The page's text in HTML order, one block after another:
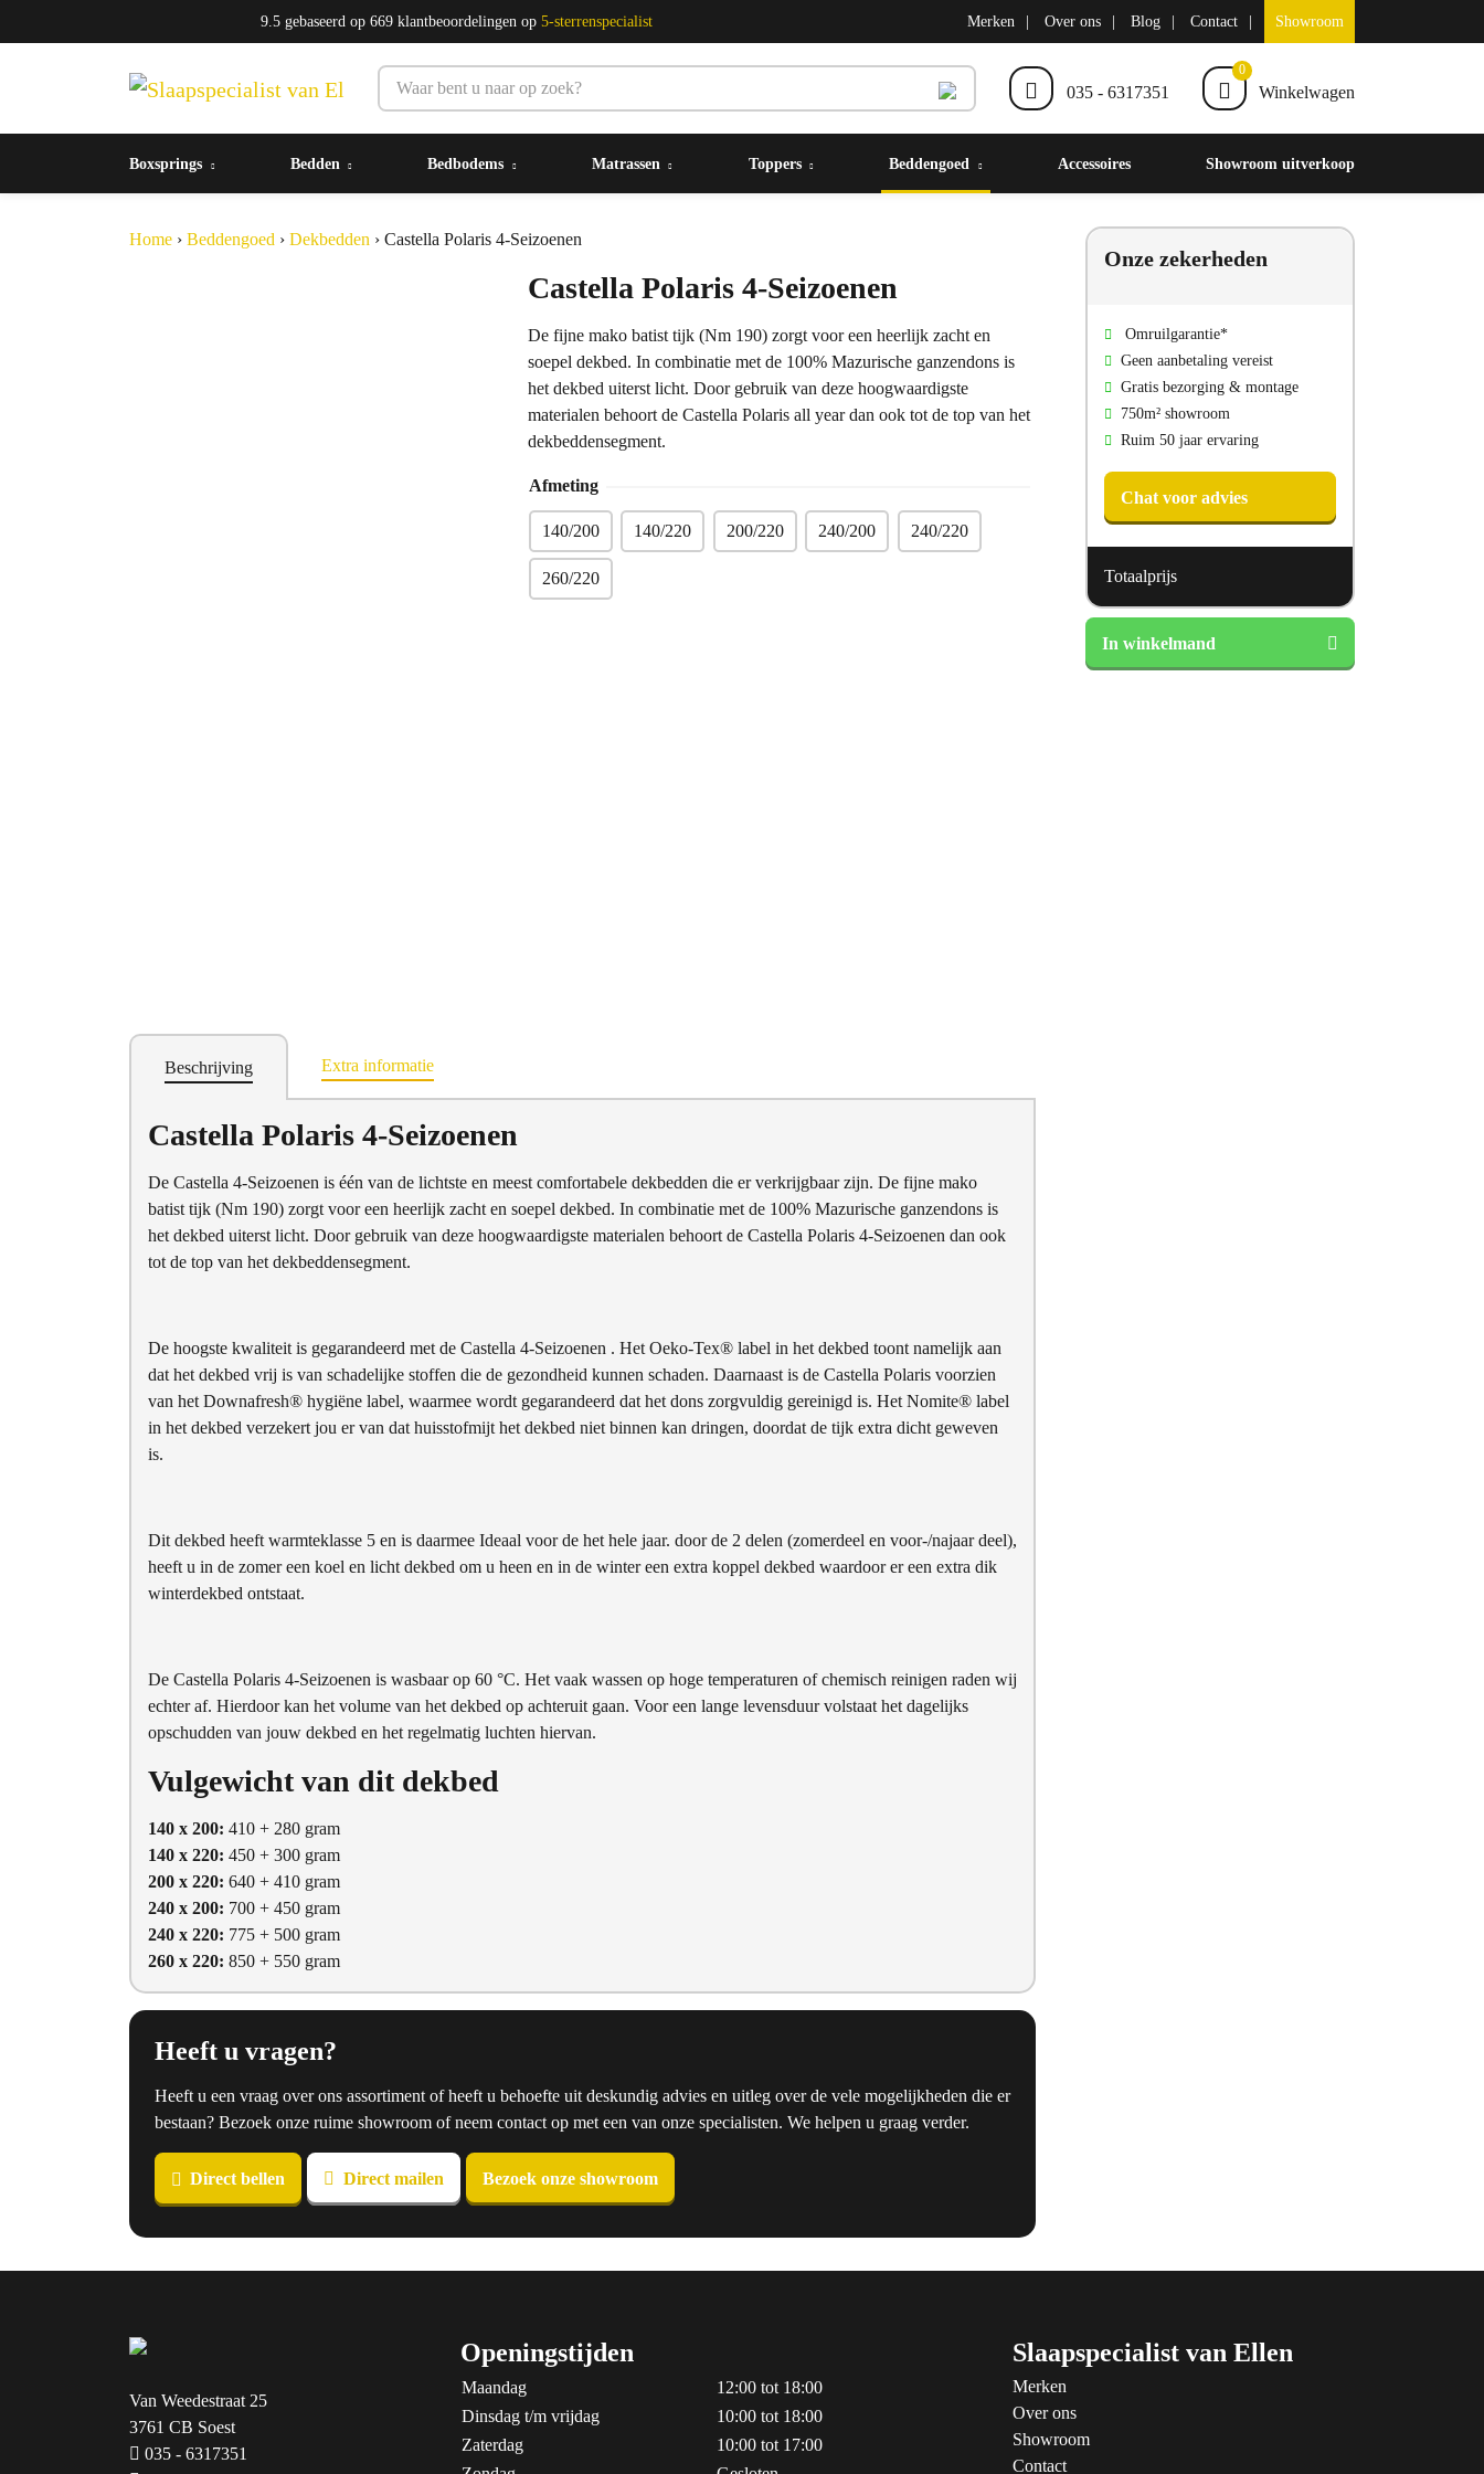
9.5 gebaseerd op 669 klantbeoordelingen op 5-sterrenspecialist Merken Over ons Blog Contact Showroom
035 - 6317351
0
Winkelwagen
Boxsprings Bedden Bedbodems Matrassen Toppers Beddengoed Accessoires Showroom uitverkoop
Home › Beddengoed › Dekbedden › Castella Polaris 4-Seizoenen
Castella Polaris 4-Seizoenen
De fijne mako batist tijk (Nm 190) zorgt voor een heerlijk zacht en
soepel dekbed. In combinatie met de 100% Mazurische ganzendons is
het dekbed uiterst licht. Door gebruik van deze hoogwaardigste
materialen behoort de Castella Polaris all year dan ook tot de top van het
dekbeddensegment.
Afmeting
140/200 140/220 200/220 240/200 240/220
260/220
Beschrijving Extra informatie
Castella Polaris 4-Seizoenen
De Castella 4-Seizoenen is één van de lichtste en meest comfortabele dekbedden die er verkrijgbaar zijn. De fijne mako
batist tijk (Nm 190) zorgt voor een heerlijk zacht en soepel dekbed. In combinatie met de 100% Mazurische ganzendons is
het dekbed uiterst licht. Door gebruik van deze hoogwaardigste materialen behoort de Castella Polaris 4-Seizoenen dan ook
tot de top van het dekbeddensegment.
De hoogste kwaliteit is gegarandeerd met de Castella 4-Seizoenen . Het Oeko-Tex® label in het dekbed toont namelijk aan
dat het dekbed vrij is van schadelijke stoffen die de gezondheid kunnen schaden. Daarnaast is de Castella Polaris voorzien
van het Downafresh® hygiëne label, waarmee wordt gegarandeerd dat het dons zorgvuldig gereinigd is. Het Nomite® label
in het dekbed verzekert jou er van dat huisstofmijt het dekbed niet binnen kan dringen, doordat de tijk extra dicht geweven
is.
Dit dekbed heeft warmteklasse 5 en is daarmee Ideaal voor de het hele jaar. door de 2 delen (zomerdeel en voor-/najaar deel),
heeft u in de zomer een koel en licht dekbed om u heen en in de winter een extra koppel dekbed waardoor er een extra dik
winterdekbed ontstaat.
De Castella Polaris 4-Seizoenen is wasbaar op 60 °C. Het vaak wassen op hoge temperaturen of chemisch reinigen raden wij
echter af. Hierdoor kan het volume van het dekbed op achteruit gaan. Voor een lange levensduur volstaat het dagelijks
opschudden van jouw dekbed en het regelmatig luchten hiervan.
Vulgewicht van dit dekbed
140 x 200: 410 + 280 gram
140 x 220: 450 + 300 gram
200 x 220: 640 + 410 gram
240 x 200: 700 + 450 gram
240 x 220: 775 + 500 gram
260 x 220: 850 + 550 gram
Heeft u vragen?
Heeft u een vraag over ons assortiment of heeft u behoefte uit deskundig advies en uitleg over de vele mogelijkheden die er
bestaan? Bezoek onze ruime showroom of neem contact op met een van onze specialisten. We helpen u graag verder.
Direct bellen Direct mailen Bezoek onze showroom
Onze zekerheden
Omruilgarantie*
Geen aanbetaling vereist
Gratis bezorging & montage
750m² showroom
Ruim 50 jaar ervaring
Chat voor advies
Totaalprijs
Castella
Polaris
4-
In winkelmand
Van Weedestraat 25
3761 CB Soest
035 - 6317351
Openingstijden
Maandag
12:00 tot 18:00
Dinsdag t/m vrijdag
10:00 tot 18:00
Zaterdag
10:00 tot 17:00
Slaapspecialist van Ellen
Merken
Over ons
Showroom
Contact